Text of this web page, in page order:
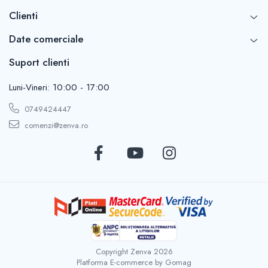
Clienti
Date comerciale
Suport clienti
Luni-Vineri: 10:00 - 17:00
0749424447
comenzi@zenva.ro
Copyright Zenva 2026
Platforma E-commerce by Gomag